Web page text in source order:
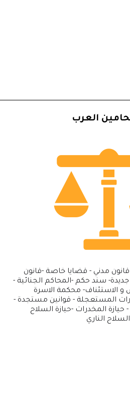
العرب
قانون مدني - قضايا خاصة -قانون
جديدة- سند حكم -المحاكم الجنائية -
الاستئناف- محكمة الاسرة
المستعجلة - قوانين مستجدة -
- حيازة المخدرات -حيازة السلاح
الناري